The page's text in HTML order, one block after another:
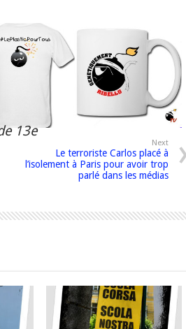
13e
Next
Le terroriste Carlos placé à
l’isolement à Paris pour avoir trop
parlé dans les médias